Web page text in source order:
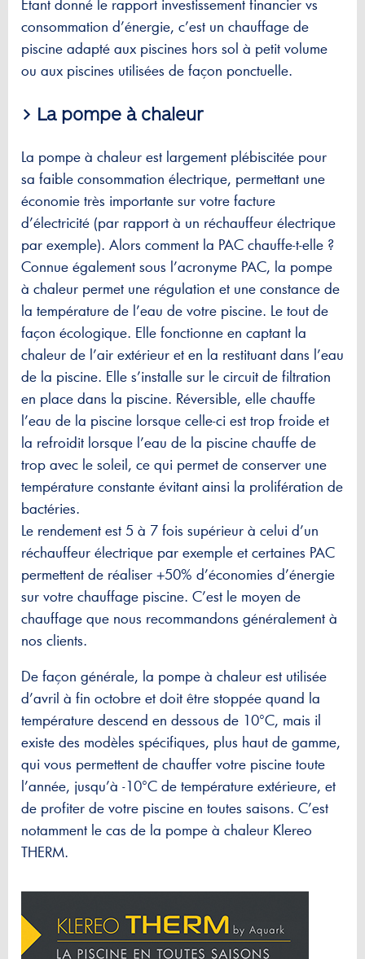
Etant donné le rapport investissement financier vs
consommation d’énergie, c’est un chauffage de
piscine adapté aux piscines hors sol à petit volume
ou aux piscines utilisées de façon ponctuelle.
> La pompe à chaleur
La pompe à chaleur est largement plébiscitée pour
sa faible consommation électrique, permettant une
économie très importante sur votre facture
d’électricité (par rapport à un réchauffeur électrique
par exemple). Alors comment la PAC chauffe-t-elle ?
Connue également sous l’acronyme PAC, la pompe
à chaleur permet une régulation et une constance de
la température de l’eau de votre piscine. Le tout de
façon écologique. Elle fonctionne en captant la
chaleur de l’air extérieur et en la restituant dans l’eau
de la piscine. Elle s’installe sur le circuit de filtration
en place dans la piscine. Réversible, elle chauffe
l’eau de la piscine lorsque celle-ci est trop froide et
la refroidit lorsque l’eau de la piscine chauffe de
trop avec le soleil, ce qui permet de conserver une
température constante évitant ainsi la prolifération de
bactéries.
Le rendement est 5 à 7 fois supérieur à celui d’un
réchauffeur électrique par exemple et certaines PAC
permettent de réaliser +50% d’économies d’énergie
sur votre chauffage piscine. C’est le moyen de
chauffage que nous recommandons généralement à
nos clients.
De façon générale, la pompe à chaleur est utilisée
d’avril à fin octobre et doit être stoppée quand la
température descend en dessous de 10°C, mais il
existe des modèles spécifiques, plus haut de gamme,
qui vous permettent de chauffer votre piscine toute
l’année, jusqu’à -10°C de température extérieure, et
de profiter de votre piscine en toutes saisons. C’est
notamment le cas de la pompe à chaleur Klereo
THERM.